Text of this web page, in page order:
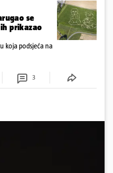
se
prikazao
koja podsjeća na
3